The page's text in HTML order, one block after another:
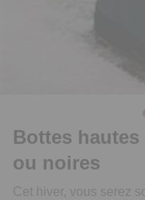
Bottes
ou noires
Cet hiver, vous serez